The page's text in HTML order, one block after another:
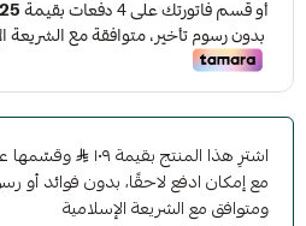
اشترِ هذا المنتج بقيمة ١٠٩
مع إمكان ادفع لاحقًا، بدون فوائد أو
ومتوافق مع الشريعة الإسلامية